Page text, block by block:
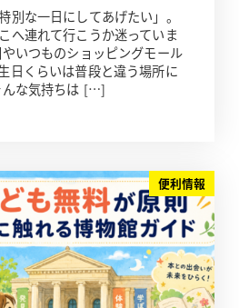
別な一日にしてあげたい」。
へ連れて行こうか迷っていま
いつものショッピングモール
日くらいは普段と違う場所に
んな気持ちは […]
便利情報